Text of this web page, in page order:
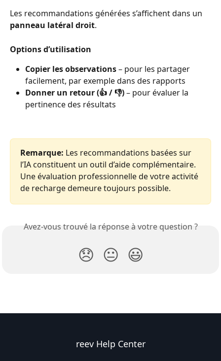
Les recommandations générées s’affichent dans un
panneau latéral droit.
Options d’utilisation
Copier les observations – pour les partager
facilement, par exemple dans des rapports
Donner un retour (👍 / 👎) – pour évaluer la
pertinence des résultats
Remarque: Les recommandations basées sur
l’IA constituent un outil d’aide complémentaire.
Une évaluation professionnelle de votre activité
de recharge demeure toujours possible.
Avez-vous trouvé la réponse à votre question ?
😞 😐 😃
reev Help Center